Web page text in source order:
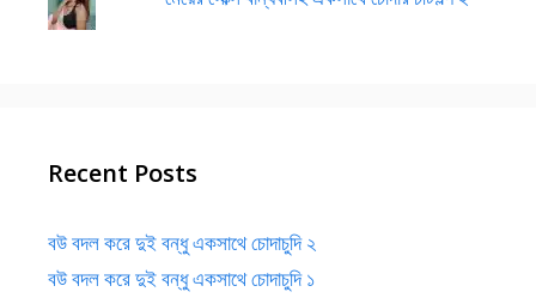
Recent Posts
বউ বদল করে দুই বন্ধু একসাথে চোদাচুদি ২
বউ বদল করে দুই বন্ধু একসাথে চোদাচুদি ১